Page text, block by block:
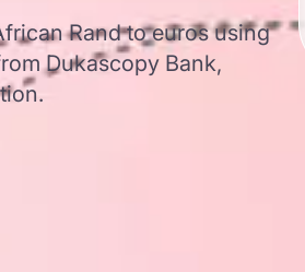
Rand to euros using
Dukascopy Bank,